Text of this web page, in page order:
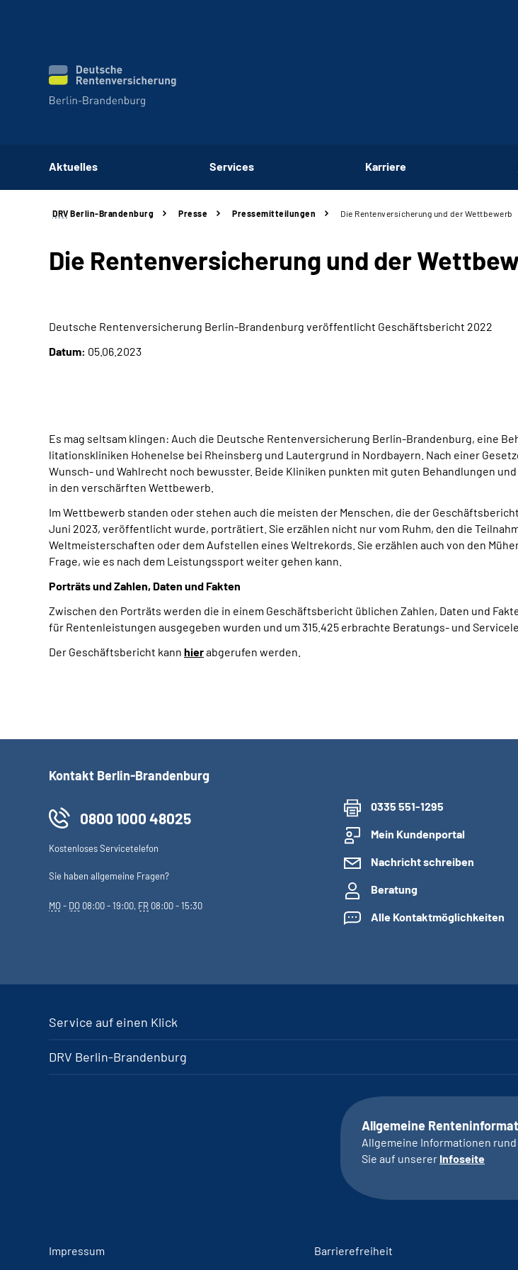
Aktuelles Services Karriere
DRV Berlin-Brandenburg Presse Pressemitteilungen Die Rentenversicherung und der Wettbewerb
Die Rentenversicherung und der
Deutsche Rentenversicherung Berlin-Brandenburg veröffentlicht Geschäftsbericht 2022
Datum: 05.06.2023
Es mag seltsam klingen: Auch die Deutsche Rentenversi­cherung Berlin-Branden­burg, eine
litationskliniken Hohenelse bei Rheinsberg und Lautergrund in Nordbayern. Nach einer
Wunsch- und Wahlrecht noch bewusster. Beide Kliniken punkten mit guten Behandlungen
in den verschärften Wettbewerb.
Im Wettbewerb standen oder stehen auch die meisten der Menschen, die der
Juni 2023, veröffentlicht wurde, porträtiert. Sie erzählen nicht nur vom Ruhm, den die
Weltmeisterschaften oder dem Aufstellen eines Weltrekords. Sie erzäh­len auch von den
Frage, wie es nach dem Leistungssport weiter gehen kann.
Porträts und Zahlen, Daten und Fakten
Zwischen den Porträts werden die in einem Geschäftsbericht üblichen Zahlen, Daten und
für Rentenleistungen ausgegeben wurden und um 315.425 erbrachte Beratungs- und
Der Geschäftsbericht kann hierabgerufen werden.
Kontakt Berlin-Brandenburg
0800 1000 48025
Kostenloses Servicetelefon
Sie haben allgemeine Fragen?
MO- DO 08:00 - 19:00, FR 08:00 - 15:30
0335 551-1295
Mein Kundenportal
Nachricht schreiben
Beratung
Alle Kontaktmöglichkeiten
Service auf einen Klick
DRV Berlin-Brandenburg
Allgemeine
Allgemeine Informationen
Sie auf unserer Infoseite
Impressum Barrierefreiheit